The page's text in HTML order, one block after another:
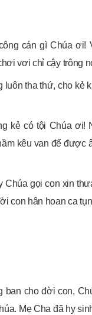
cán gì Chúa ơi!
vơi chỉ cậy trông
tha thứ, cho kẻ
kẻ có tội Chúa ơi!
kêu van để được
gọi con xin
con hân hoan ca
ban cho đời con,
Mẹ Cha đã hy